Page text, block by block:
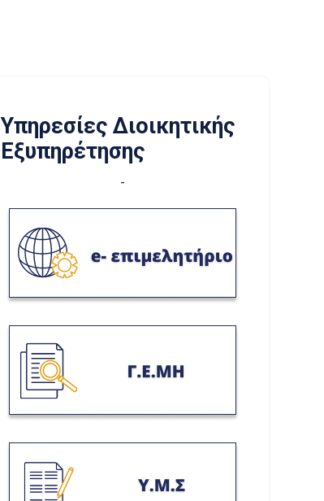
Υπηρεσίες Διοικητικής
Εξυπηρέτησης
-